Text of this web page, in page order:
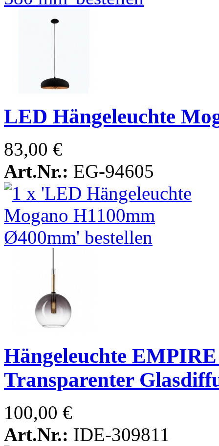
LED Hängeleuchte
83,00 €
Art.Nr.: EG-94605
Hängeleuchte
Transparenter
100,00 €
Art.Nr.: IDE-309811